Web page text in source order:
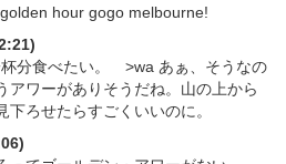
hour gogo melbourne!
分食べたい。 >wa あぁ、そうなの
アワーがありそうだね。山の上から
ろせたらすごくいいのに。